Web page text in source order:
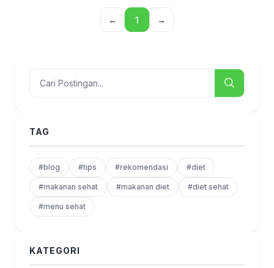
← 1 →
TAG
#blog #tips #rekomendasi #diet
#makanan sehat #makanan diet #diet sehat
#menu sehat
KATEGORI